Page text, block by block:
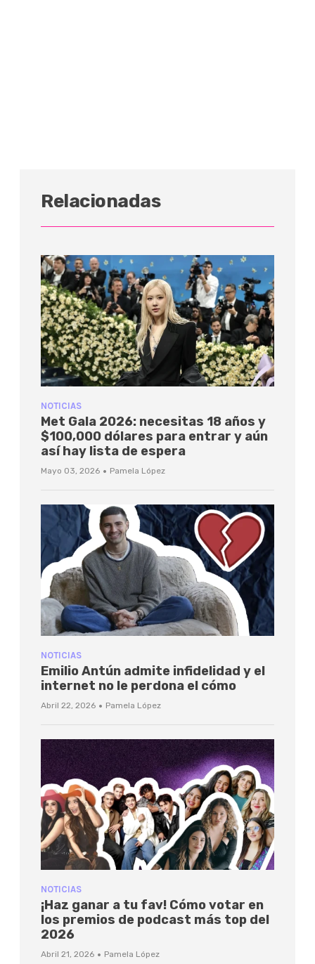
Relacionadas
NOTICIAS
Met Gala 2026: necesitas 18 años y
$100,000 dólares para entrar y aún
así hay lista de espera
Mayo 03, 2026 · Pamela López
NOTICIAS
Emilio Antún admite infidelidad y el
internet no le perdona el cómo
Abril 22, 2026 · Pamela López
NOTICIAS
¡Haz ganar a tu fav! Cómo votar en
los premios de podcast más top del
2026
Abril 21, 2026 · Pamela López